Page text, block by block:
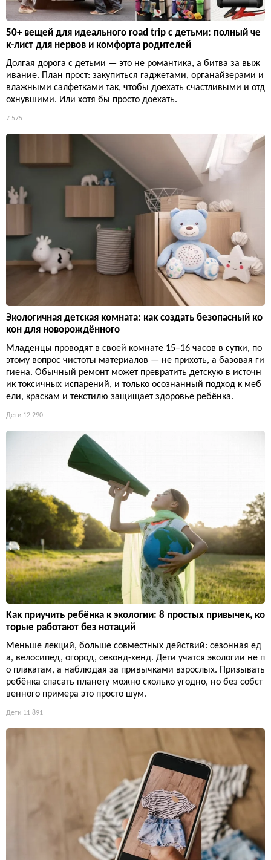
50+ вещей для идеального road trip с детьми: полный че
к-лист для нервов и комфорта родителей
Долгая дорога с детьми — это не романтика, а битва за выж
ивание. План прост: закупиться гаджетами, органайзерами и
влажными салфетками так, чтобы доехать счастливыми и отд
охнувшими. Или хотя бы просто доехать.
7 575
Экологичная детская комната: как создать безопасный ко
кон для новорождённого
Младенцы проводят в своей комнате 15–16 часов в сутки, по
этому вопрос чистоты материалов — не прихоть, а базовая ги
гиена. Обычный ремонт может превратить детскую в источн
ик токсичных испарений, и только осознанный подход к меб
ели, краскам и текстилю защищает здоровье ребёнка.
Дети 12 290
Как приучить ребёнка к экологии: 8 простых привычек, ко
торые работают без нотаций
Меньше лекций, больше совместных действий: сезонная ед
а, велосипед, огород, секонд-хенд. Дети учатся экологии не п
о плакатам, а наблюдая за привычками взрослых. Призывать
ребёнка спасать планету можно сколько угодно, но без собст
венного примера это просто шум.
Дети 11 891